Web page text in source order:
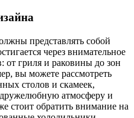
представлять собой
через внимательное
от гриля и раковины до зон
вы можете рассмотреть
столов и скамеек,
дружелюбную атмосферу и
стоит обратить внимание на